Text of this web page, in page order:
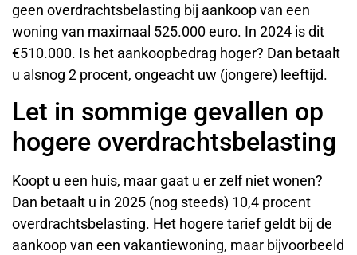
geen overdrachtsbelasting bij aankoop van een
woning van maximaal 525.000 euro. In 2024 is dit
€510.000. Is het aankoopbedrag hoger? Dan betaalt
u alsnog 2 procent, ongeacht uw (jongere) leeftijd.
Let in sommige gevallen op
hogere overdrachtsbelasting
Koopt u een huis, maar gaat u er zelf niet wonen?
Dan betaalt u in 2025 (nog steeds) 10,4 procent
overdrachtsbelasting. Het hogere tarief geldt bij de
aankoop van een vakantiewoning, maar bijvoorbeeld